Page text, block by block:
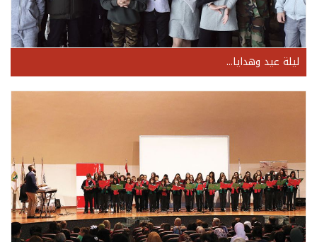
ليلة عيد وهدايا...